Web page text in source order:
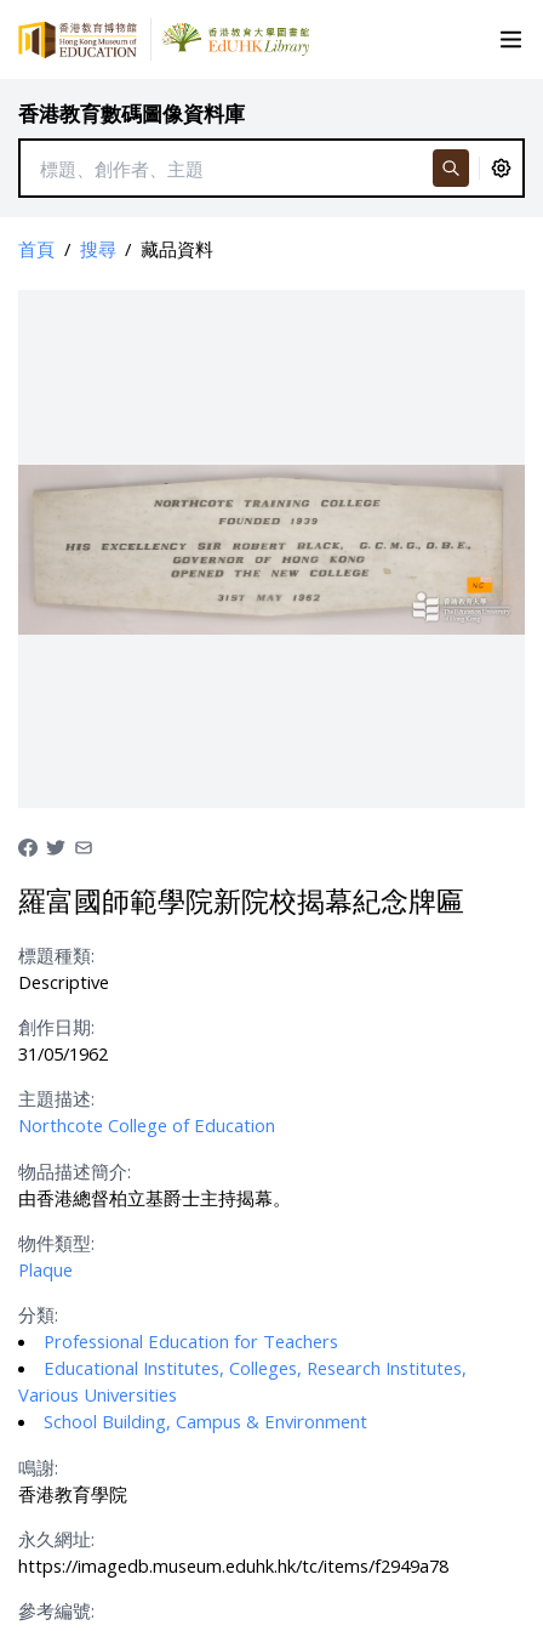
香港教育數碼圖像資料庫
首頁 / 搜尋 / 藏品資料
羅富國師範學院新院校揭幕紀念牌匾
標題種類:
Descriptive
創作日期:
31/05/1962
主題描述:
Northcote College of Education
物品描述簡介:
由香港總督柏立基爵士主持揭幕。
物件類型:
Plaque
分類:
Professional Education for Teachers
Educational Institutes, Colleges, Research Institutes,
Various Universities
School Building, Campus & Environment
鳴謝:
香港教育學院
永久網址:
https://imagedb.museum.eduhk.hk/tc/items/f2949a78
參考編號: